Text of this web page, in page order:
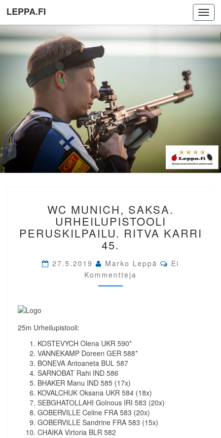
LEPPA.FI
MUNICH,
SAKSA.
URHEILUPISTOOLI
PERUSKILPAILU.
RITVA
45.
WC MUNICH, SAKSA.
URHEILUPISTOOLI
PERUSKILPAILU. RITVA KARRI
45.
27.5.2019 Marko Leppä Comments
Ei
Kommentteja
25m Urheilupistooli:
KOSTEVYCH Olena UKR 590*
VANNEKAMP Doreen GER 588*
BONEVA Antoaneta BUL 587
SARNOBAT Rahi IND 586
BHAKER Manu IND 585 (17x)
KOVALCHUK Oksana UKR 584 (18x)
SEBGHATOLLAHI Golnous IRI 583 (20x)
GOBERVILLE Celine FRA 583 (20x)
GOBERVILLE Sandrine FRA 583 (15x)
CHAIKA Virtoria BLR 582